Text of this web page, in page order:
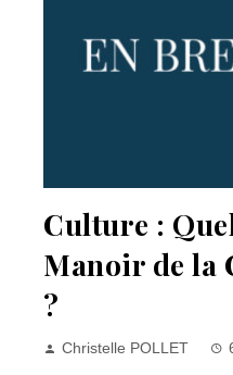
Culture :
Manoir de la
?
Christelle POLLET